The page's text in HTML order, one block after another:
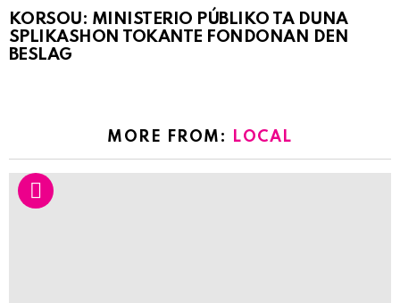
KORSOU: MINISTERIO PÚBLIKO TA DUNA
SPLIKASHON TOKANTE FONDONAN DEN
BESLAG
MORE FROM: LOCAL